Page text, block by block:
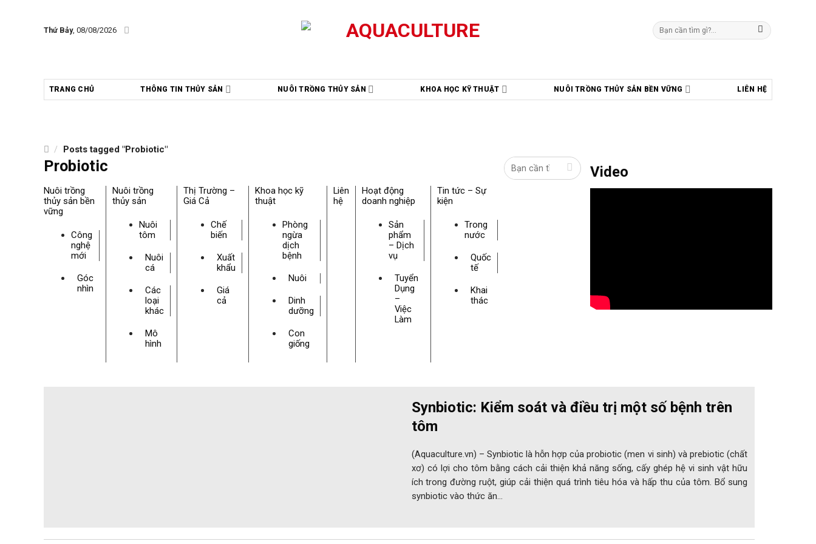
Thứ Bảy, 08/08/2026
Tìm
kiếm:
TRANG CHỦ THÔNG TIN THỦY SẢN NUÔI TRỒNG THỦY SẢN KHOA HỌC KỸ THUẬT NUÔI TRỒNG THỦY SẢN BỀN VỮNG LIÊN HỆ
/ Posts tagged "Probiotic"
Probiotic
Nuôi trồng
thủy sản bền
vững
Công
nghệ
mới
Góc
nhìn
Nuôi trồng
thủy sản
Nuôi
tôm
Nuôi
cá
Các
loại
khác
Mô
hình
Thị Trường –
Giá Cả
Chế
biến
Xuất
khẩu
Giá
cả
Khoa học kỹ
thuật
Phòng
ngừa
dịch
bệnh
Nuôi
Dinh
dưỡng
Con
giống
Liên
hệ
Hoạt động
doanh nghiệp
Sản
phẩm
– Dịch
vụ
Tuyển
Dụng
–
Việc
Làm
Tin tức – Sự
kiện
Trong
nước
Quốc
tế
Khai
thác
Synbiotic: Kiểm soát và điều trị một số bệnh trên
tôm
(Aquaculture.vn) – Synbiotic là hỗn hợp của probiotic (men vi sinh) và prebiotic (chất
xơ) có lợi cho tôm bằng cách cải thiện khả năng sống, cấy ghép hệ vi sinh vật hữu
ích trong đường ruột, giúp cải thiện quá trình tiêu hóa và hấp thu của tôm. Bổ sung
synbiotic vào thức ăn…
Video